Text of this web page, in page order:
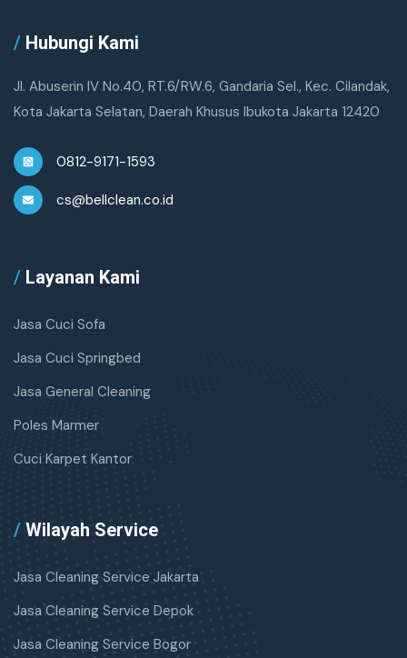
/ Hubungi Kami
Jl. Abuserin IV No.40, RT.6/RW.6, Gandaria Sel., Kec. Cilandak,
Kota Jakarta Selatan, Daerah Khusus Ibukota Jakarta 12420
0812-9171-1593
cs@bellclean.co.id
/ Layanan Kami
Jasa Cuci Sofa
Jasa Cuci Springbed
Jasa General Cleaning
Poles Marmer
Cuci Karpet Kantor
/ Wilayah Service
Jasa Cleaning Service Jakarta
Jasa Cleaning Service Depok
Jasa Cleaning Service Bogor